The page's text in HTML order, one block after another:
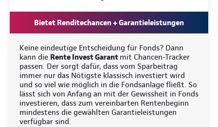
Bietet Renditechancen + Garantieleistungen
Keine eindeutige Entscheidung für Fonds? Dann
kann die Rente Invest Garant mit Chancen-Tracker
passen. Der sorgt dafür, dass vom Sparbeitrag
immer nur das Nötigste klassisch investiert wird
und so viel wie möglich in die Fondsanlage fließt. So
lässt sich von Anfang an mit der Gewissheit in Fonds
investieren, dass zum vereinbarten Rentenbeginn
mindestens die gewählten Garantieleistungen
verfügbar sind.